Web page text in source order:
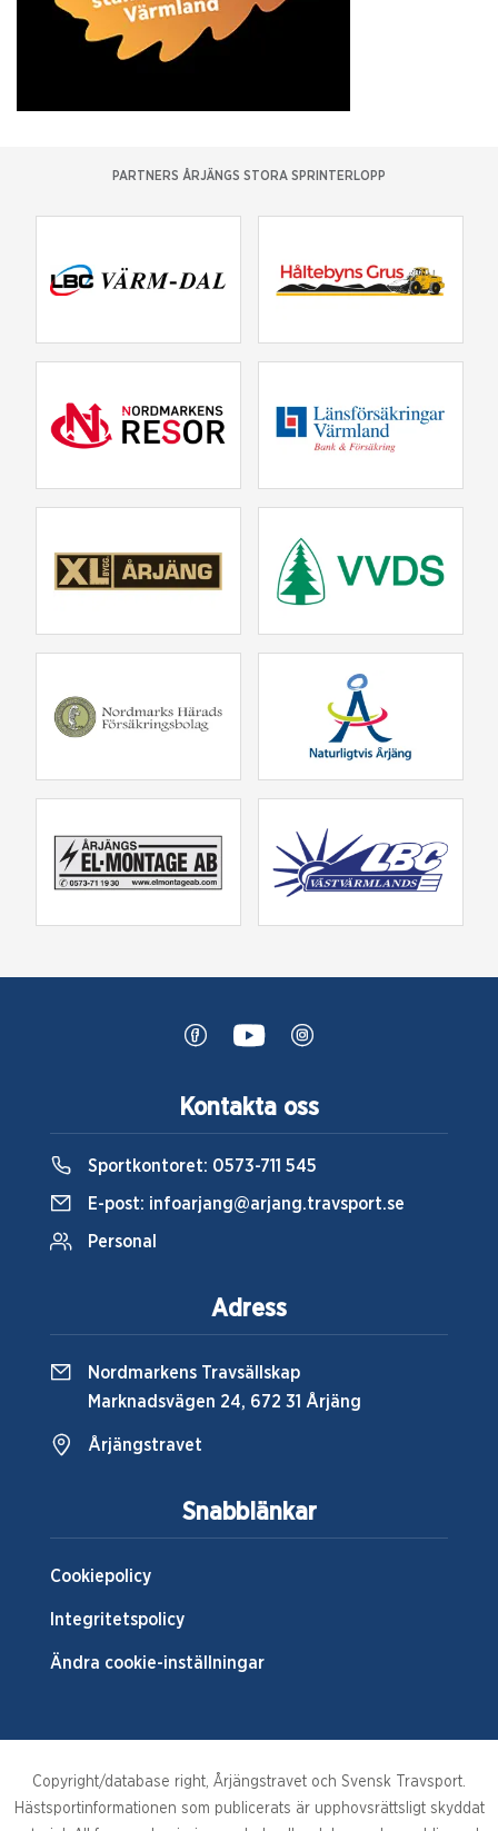
PARTNERS ÅRJÄNGS STORA SPRINTERLOPP
Snabblänkar
Cookiepolicy
Integritetspolicy
Ändra cookie-inställningar
Kontakta oss
Sportkontoret: 0573-711 545
E-post: infoarjang@arjang.travsport.se
Personal
Adress
Nordmarkens Travsällskap
Marknadsvägen 24, 672 31 Årjäng
Årjängstravet
Copyright/database right, Årjängstravet och Svensk Travsport.
Hästsportinformationen som publicerats är upphovsrättsligt skyddat